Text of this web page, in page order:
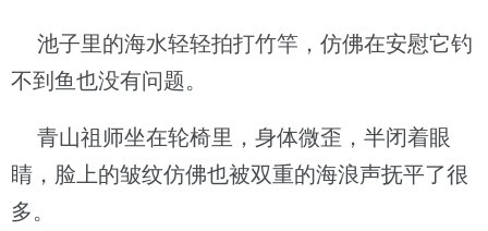
池子里的海水轻轻拍打竹竿，仿佛在安慰它钓
不到鱼也没有问题。
青山祖师坐在轮椅里，身体微歪，半闭着眼
睛，脸上的皱纹仿佛也被双重的海浪声抚平了很
多。